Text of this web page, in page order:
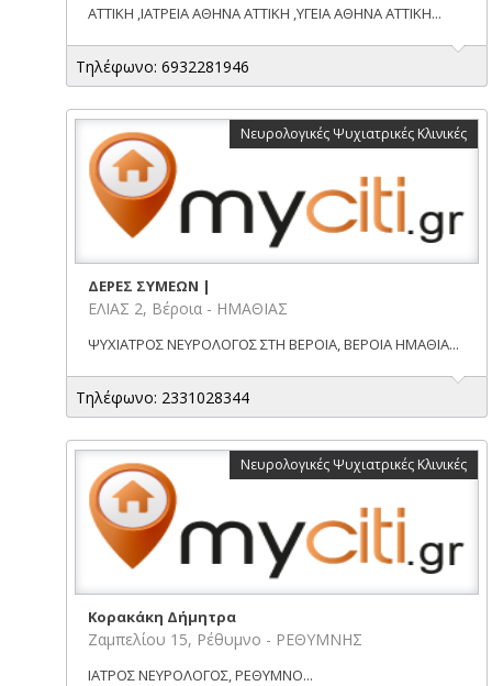
ΑΤΤΙΚΗ ,ΙΑΤΡΕΙΑ ΑΘΗΝΑ ΑΤΤΙΚΗ ,ΥΓΕΙΑ ΑΘΗΝΑ ΑΤΤΙΚΗ...
Τηλέφωνο: 6932281946
Νευρολογικές Ψυχιατρικές Κλινικές
ΔΕΡΕΣ ΣΥΜΕΩΝ |
ΕΛΙΑΣ 2, Βέροια - ΗΜΑΘΙΑΣ
ΨΥΧΙΑΤΡΟΣ ΝΕΥΡΟΛΟΓΟΣ ΣΤΗ ΒΕΡΟΙΑ, ΒΕΡΟΙΑ ΗΜΑΘΙΑ...
Τηλέφωνο: 2331028344
Νευρολογικές Ψυχιατρικές Κλινικές
Κορακάκη Δήμητρα
Ζαμπελίου 15, Ρέθυμνο - ΡΕΘΥΜΝΗΣ
ΙΑΤΡΟΣ ΝΕΥΡΟΛΟΓΟΣ, ΡΕΘΥΜΝΟ...